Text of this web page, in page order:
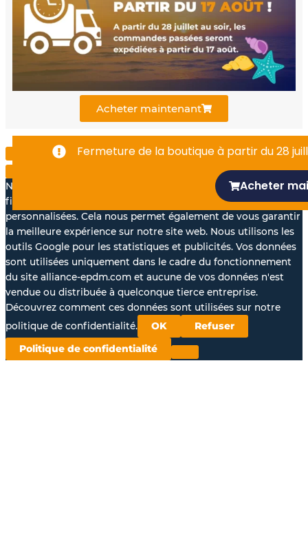
o
o
k
-
b
e
d
i
n
Acheter maintenant
Fermeture de la boutique à partir du 28
Acheter
Nous aimerions avec votre accord, utiliser vos données à des
fins statistiques et pour vous proposer des annonces
personnalisées. Cela nous permet également de vous garantir
la meilleure expérience sur notre site web. Nous utilisons les
outils Google pour les statistiques et publicités. Vos données
sont utilisées uniquement dans le cadre du fonctionnement
du site alliance-epdm.com et aucune de vos données n'est
vendue ou distribuée à quelconque tierce entreprise.
Découvrez comment ces données sont utilisées sur notre
politique de confidentialité.
OK Refuser
Politique de confidentialité